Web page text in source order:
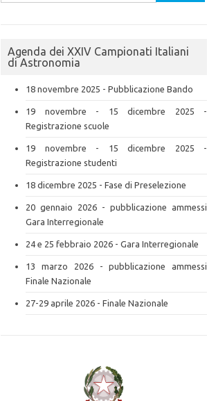
for:
Agenda dei XXIV Campionati Italiani
di Astronomia
18 novembre 2025 - Pubblicazione Bando
19 novembre - 15 dicembre 2025 -
Registrazione scuole
19 novembre - 15 dicembre 2025 -
Registrazione studenti
18 dicembre 2025 - Fase di Preselezione
20 gennaio 2026 - pubblicazione ammessi
Gara Interregionale
24 e 25 febbraio 2026 - Gara Interregionale
13 marzo 2026 - pubblicazione ammessi
Finale Nazionale
27-29 aprile 2026 - Finale Nazionale